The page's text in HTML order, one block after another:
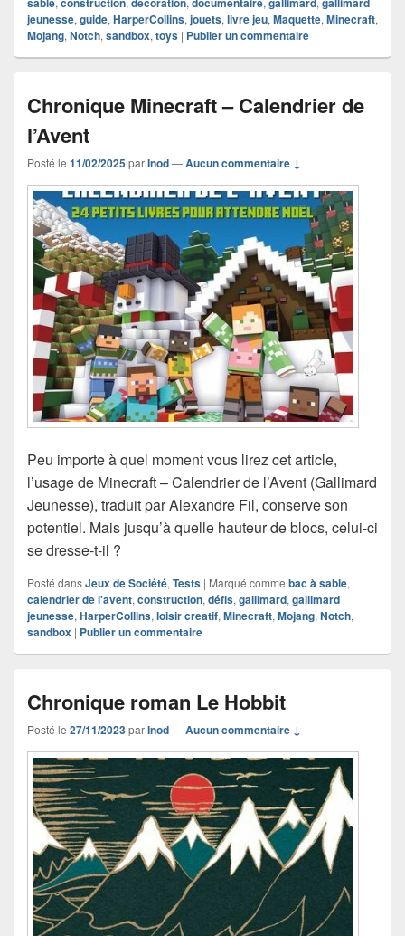
jeunesse, guide, HarperCollins, jouets, livre jeu, Maquette, Minecraft,
Mojang, Notch, sandbox, toys | Publier un commentaire
Chronique Minecraft – Calendrier de
l’Avent
Posté le 11/02/2025parInod—Aucun commentaire ↓
Peu importe à quel moment vous lirez cet article,
l’usage de Minecraft – Calendrier de l’Avent (Gallimard
Jeunesse), traduit par Alexandre Fil, conserve son
potentiel. Mais jusqu’à quelle hauteur de blocs, celui-ci
se dresse-t-il ?
Posté dansJeux de Société, Tests | Marqué comme bac à sable,
calendrier de l'avent, construction, défis, gallimard, gallimard
jeunesse, HarperCollins, loisir creatif, Minecraft, Mojang, Notch,
sandbox | Publier un commentaire
Chronique roman Le Hobbit
Posté le 27/11/2023parInod—Aucun commentaire ↓